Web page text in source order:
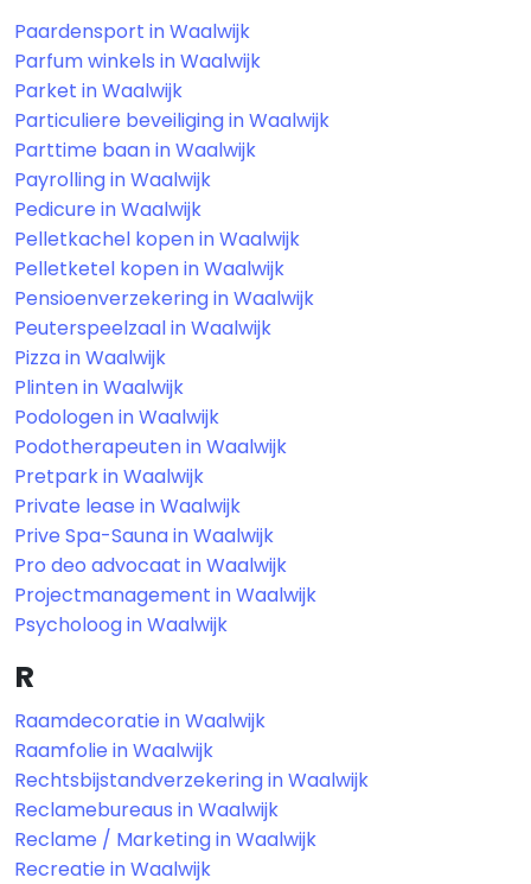
Paardensport in Waalwijk
Parfum winkels in Waalwijk
Parket in Waalwijk
Particuliere beveiliging in Waalwijk
Parttime baan in Waalwijk
Payrolling in Waalwijk
Pedicure in Waalwijk
Pelletkachel kopen in Waalwijk
Pelletketel kopen in Waalwijk
Pensioenverzekering in Waalwijk
Peuterspeelzaal in Waalwijk
Pizza in Waalwijk
Plinten in Waalwijk
Podologen in Waalwijk
Podotherapeuten in Waalwijk
Pretpark in Waalwijk
Private lease in Waalwijk
Prive Spa-Sauna in Waalwijk
Pro deo advocaat in Waalwijk
Projectmanagement in Waalwijk
Psycholoog in Waalwijk
R
Raamdecoratie in Waalwijk
Raamfolie in Waalwijk
Rechtsbijstandverzekering in Waalwijk
Reclamebureaus in Waalwijk
Reclame / Marketing in Waalwijk
Recreatie in Waalwijk